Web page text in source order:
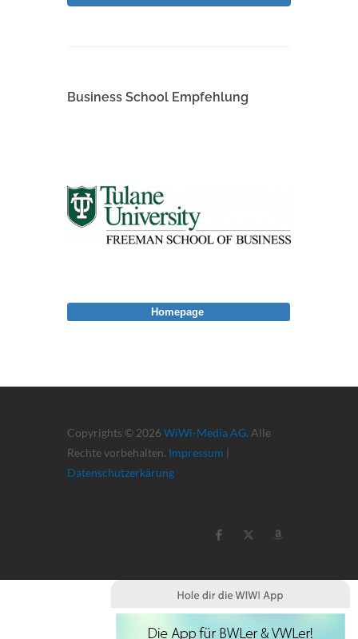
Business School Empfehlung
Copyrights © 2026 WiWi-Media AG. Alle
Rechte vorbehalten. Impressum |
Datenschutzerkärung
Homepage